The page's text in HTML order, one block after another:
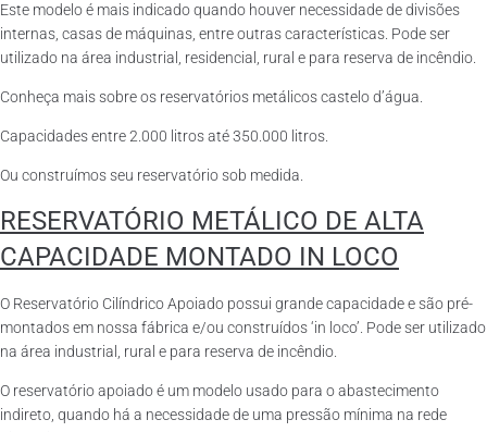
Este modelo é mais indicado quando houver necessidade de divisões
internas, casas de máquinas, entre outras características. Pode ser
utilizado na área industrial, residencial, rural e para reserva de incêndio.
Conheça mais sobre os reservatórios metálicos castelo d’água.
Capacidades entre 2.000 litros até 350.000 litros.
Ou construímos seu reservatório sob medida.
RESERVATÓRIO METÁLICO DE ALTA
CAPACIDADE MONTADO IN LOCO
O Reservatório Cilíndrico Apoiado possui grande capacidade e são pré-
montados em nossa fábrica e/ou construídos ‘in loco’. Pode ser utilizado
na área industrial, rural e para reserva de incêndio.
O reservatório apoiado é um modelo usado para o abastecimento
indireto, quando há a necessidade de uma pressão mínima na rede